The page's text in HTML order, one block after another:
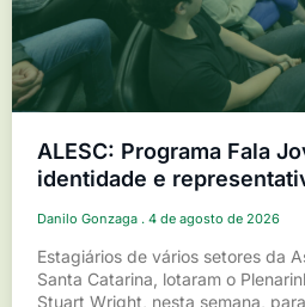
ALESC: Programa Fala
identidade e
Danilo Gonzaga 4 de agosto de 2026
Estagiários de vários setores da
Santa Catarina, lotaram o
Stuart Wright, nesta semana, para